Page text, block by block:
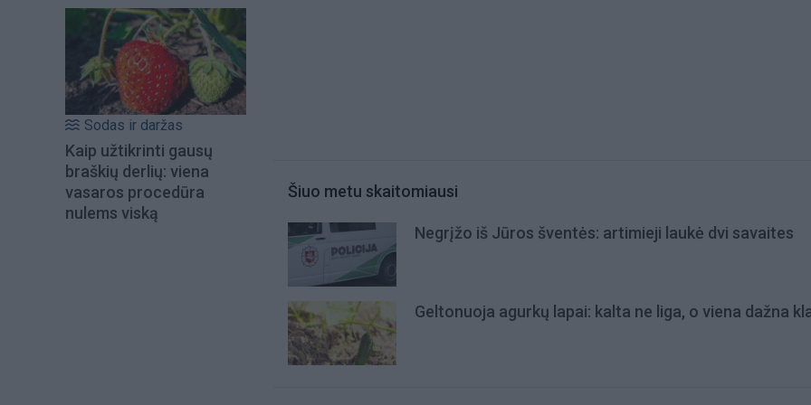
Sodas ir daržas
Kaip užtikrinti gausų
braškių derlių: viena
vasaros procedūra
nulems viską
Šiuo metu skaitomiausi
Negrįžo iš Jūros šventės: artimieji laukė dvi savaites
Geltonuoja agurkų lapai: kalta ne liga, o viena dažna